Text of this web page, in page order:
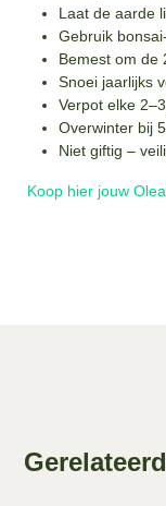
Laat de aarde
Gebruik
Bemest om de
Snoei jaarlijks
Verpot elke
Overwinter bij
Niet giftig –
Koop hier jouw